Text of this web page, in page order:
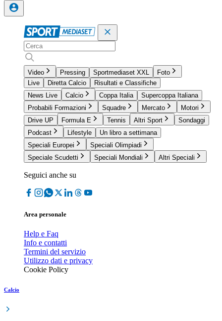
Video Pressing Sportmediaset XXL
Foto
Live
Diretta Calcio
Risultati e Classifiche
News Live
Calcio Coppa Italia
Supercoppa Italiana
Probabili Formazioni
Squadre Mercato
Motori
Drive UP
Formula E Tennis Altri Sport
Sondaggi
Podcast
Lifestyle
Un libro a settimana
Speciali Europei
Speciali Olimpiadi
Speciale Scudetti
Speciali Mondiali Altri Speciali
Seguici anche su
Area personale
Help e Faq
Info e contatti
Termini del servizio
Utilizzo dati e privacy
Cookie Policy
Calcio